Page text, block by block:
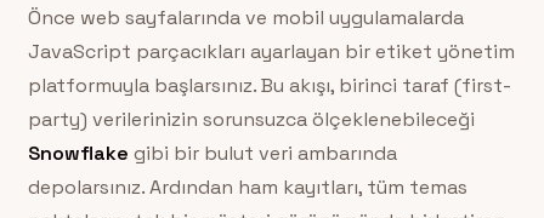
Önce web sayfalarında ve mobil uygulamalarda
JavaScript parçacıkları ayarlayan bir etiket yönetim
platformuyla başlarsınız. Bu akışı, birinci taraf (first-
party) verilerinizin sorunsuzca ölçeklenebileceği
Snowflake gibi bir bulut veri ambarında
depolarsınız. Ardından ham kayıtları, tüm temas